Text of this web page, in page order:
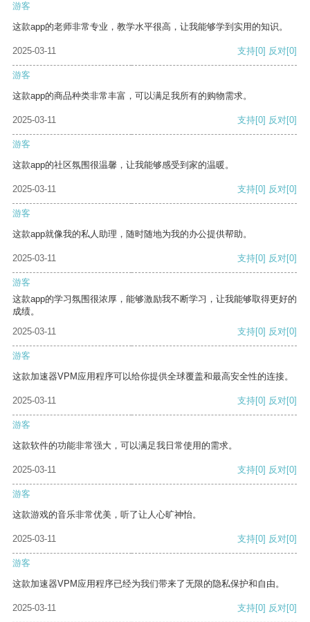
游客
这款app的老师非常专业，教学水平很高，让我能够学到实用的知识。
2025-03-11 支持[0] 反对[0]
游客
这款app的商品种类非常丰富，可以满足我所有的购物需求。
2025-03-11 支持[0] 反对[0]
游客
这款app的社区氛围很温馨，让我能够感受到家的温暖。
2025-03-11 支持[0] 反对[0]
游客
这款app就像我的私人助理，随时随地为我的办公提供帮助。
2025-03-11 支持[0] 反对[0]
游客
这款app的学习氛围很浓厚，能够激励我不断学习，让我能够取得更好的
成绩。
2025-03-11
支持[0] 反对[0]
游客
这款加速器VPM应用程序可以给你提供全球覆盖和最高安全性的连接。
2025-03-11 支持[0] 反对[0]
游客
这款软件的功能非常强大，可以满足我日常使用的需求。
2025-03-11 支持[0] 反对[0]
游客
这款游戏的音乐非常优美，听了让人心旷神怡。
2025-03-11 支持[0] 反对[0]
游客
这款加速器VPM应用程序已经为我们带来了无限的隐私保护和自由。
2025-03-11 支持[0] 反对[0]